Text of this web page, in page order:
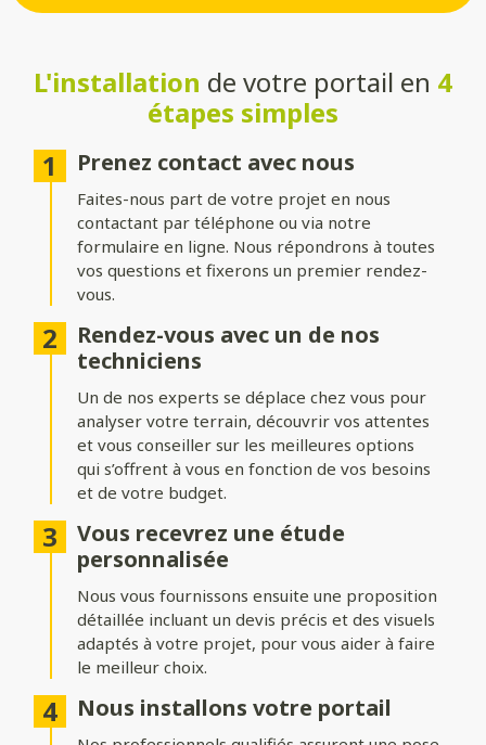
Choisissez le système d’ouverture qui convient au mieux à votre
Battant: idéal pour les larges entrées, avec une ouverture
classique à deux vantaux.
optimise le dégagement latéral.
Coulissant autoportant: sans rail au sol, il assure un
fonctionnement fluide et une esthétique épurée.
Formes du portail
Ajoutez du style à votre entrée avec différentes formes de
portails :
dynamique.
Bombé ou bombé inversé: des courbes élégantes pour un
effet plus traditionnel.
Chapeau de gendarme ou chapeau de gendarme inversé
: une touche classique et raffinée.
Occultation
Adaptez le niveau d’intimité et d’aération de votre portail :
Portail plein: : pour une intimité maximale et une protection
Portail semi-ajouré
L'installation de votre portail en 4
étapes simples
Prenez contact avec nous
Faites-nous part de votre projet en nous
contactant par téléphone ou via notre
formulaire en ligne. Nous répondrons à toutes
vos questions et fixerons un premier rendez-
vous.
Rendez-vous avec un de nos
techniciens
Un de nos experts se déplace chez vous pour
analyser votre terrain, découvrir vos attentes
et vous conseiller sur les meilleures options
qui s’offrent à vous en fonction de vos besoins
et de votre budget.
Vous recevrez une étude
personnalisée
Nous vous fournissons ensuite une proposition
détaillée incluant un devis précis et des visuels
adaptés à votre projet, pour vous aider à faire
le meilleur choix.
Nous installons votre portail